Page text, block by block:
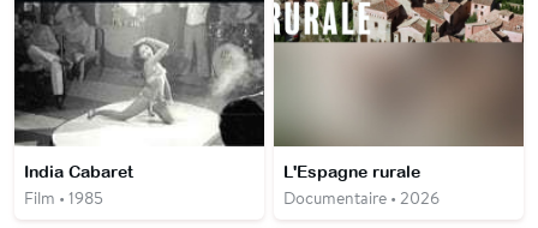
India Cabaret
Film • 1985
L'Espagne rurale
Documentaire • 2026